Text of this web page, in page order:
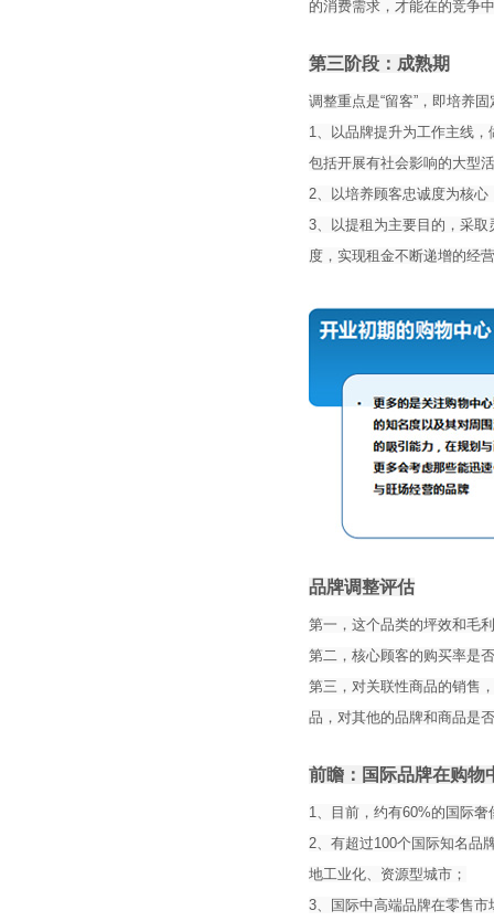
的消费需求，才能在的竞争
第三阶段：成熟期
调整重点是“留客”，即培养固
1、以品牌提升为工作主线
包括开展有社会影响的大型
2、以培养顾客忠诚度为核
3、以提租为主要目的，采
度，实现租金不断递增的经
品牌调整评估
第一，这个品类的坪效和毛
第二，核心顾客的购买率是
第三，对关联性商品的销售
品，对其他的品牌和商品是
前瞻：国际品牌在购物
1、目前，约有60%的国际
2、有超过100个国际知名品
地工业化、资源型城市；
3、国际中高端品牌在零售